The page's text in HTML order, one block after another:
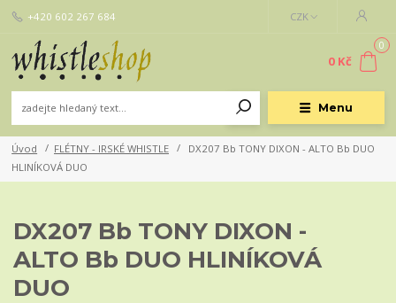
Menu
CZK
+420 602 267 684
0
0 Kč
Úvod FLÉTNY - IRSKÉ WHISTLE
DX207 Bb TONY DIXON - ALTO Bb DUO
HLINÍKOVÁ DUO
DX207 Bb TONY DIXON -
ALTO Bb DUO HLINÍKOVÁ
DUO